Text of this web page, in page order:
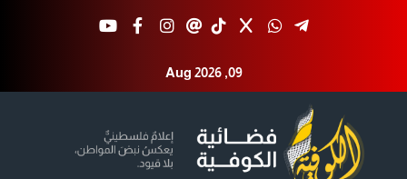
Aug 2026 ,09